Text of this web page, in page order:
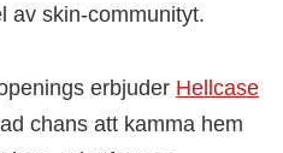
av skin-communityt.
erbjuder Hellcase
chans att kamma hem